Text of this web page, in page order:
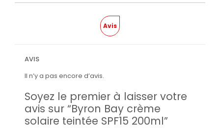
Avis
AVIS
Il n’y a pas encore d’avis.
Soyez le premier à laisser votre
avis sur “Byron Bay crème
solaire teintée SPF15 200ml”